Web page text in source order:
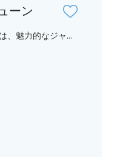
ーン
、魅力的なジャ...